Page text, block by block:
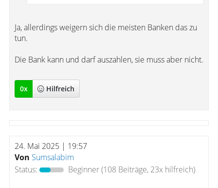
Ja, allerdings weigern sich die meisten Banken das zu
tun.
Die Bank kann und darf auszahlen, sie muss aber nicht.
0x Hilfreich
24. Mai 2025 | 19:57
Von Sumsalabim
Status:
Beginner(108 Beiträge, 23x hilfreich)